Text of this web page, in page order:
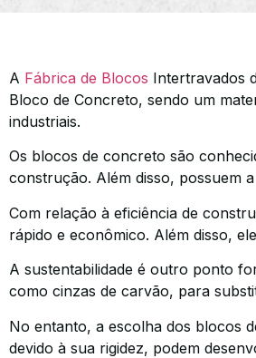
A Fábrica de Blocos Intertravados
Bloco de Concreto, sendo um
industriais.
Os blocos de concreto são
construção. Além disso, possuem
Com relação à eficiência de
rápido e econômico. Além disso,
A sustentabilidade é outro ponto
como cinzas de carvão, para
No entanto, a escolha dos blocos
devido à sua rigidez, podem